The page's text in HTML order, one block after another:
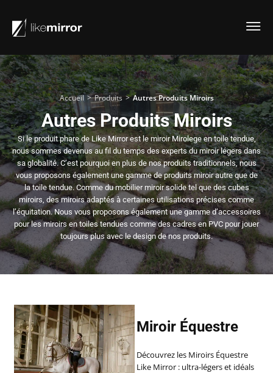
Accueil > Produits > Autres Produits Miroirs
Autres Produits Miroirs
Si le produit phare de Like Mirror est le miroir Mirolege en toile tendue,
nous sommes devenus au fil du temps des experts du miroir légers dans
sa globalité. C’est pourquoi en plus de nos produits traditionnels, nous
vous proposons également une gamme de produits miroir autre que de
la toile tendue. Comme du mobilier miroir solide tel que des cubes
miroirs, des miroirs adaptés à certaines utilisations précises comme
l’équitation. Nous vous proposons également une gamme d’accessoires
pour les miroirs en toiles tendues comme des cadres en PVC pour jouer
toujours plus avec le design de nos produits.
Miroir Équestre
Découvrez les Miroirs Équestre
Like Mirror : ultra-légers et idéals